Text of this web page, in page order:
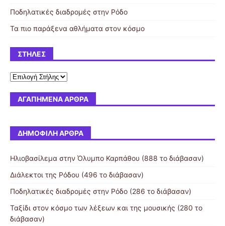
Ποδηλατικές διαδρομές στην Ρόδο
Τα πιο παράξενα αθλήματα στον κόσμο
ΣΤΉΛΕΣ
ΑΓΑΠΗΜΈΝΑ ΆΡΘΡΑ
ΔΗΜΟΦΙΛΉ ΆΡΘΡΑ
Ηλιοβασίλεμα στην Όλυμπο Καρπάθου (888 το διάβασαν)
Διάλεκτοι της Ρόδου (496 το διάβασαν)
Ποδηλατικές διαδρομές στην Ρόδο (286 το διάβασαν)
Ταξίδι στον κόσμο των λέξεων και της μουσικής (280 το
διάβασαν)